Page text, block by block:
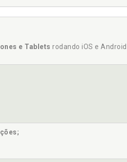
e Tablets rodando iOS e Android.